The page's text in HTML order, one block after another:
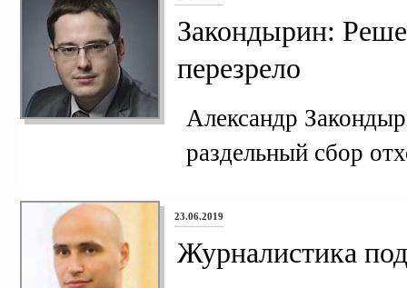
Закондырин:
перезрело
Александр
раздельный сбор
23.06.2019
Журналистика